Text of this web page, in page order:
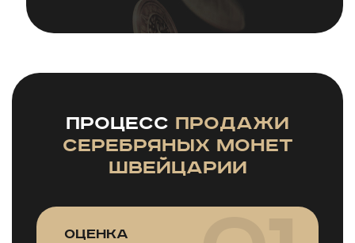
Процесс продажи
серебряных монет
Швейцарии
Оценка